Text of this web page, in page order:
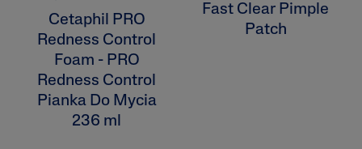
Cetaphil PRO
Redness Control
Foam - PRO
Redness Control
Pianka Do Mycia
236 ml
Fast Clear Pimple
Patch